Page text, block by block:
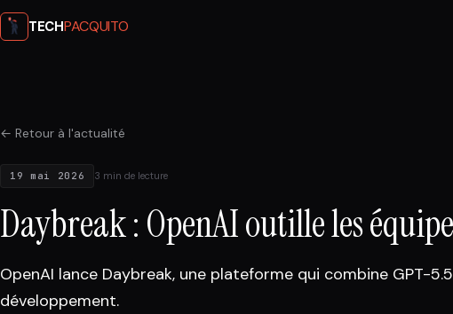
TECHPACQUITO
← Retour à l'actualité
19 mai 2026 3 min de lecture
Daybreak : OpenAI outille les
OpenAI lance Daybreak, une plateforme qui combine
développement.